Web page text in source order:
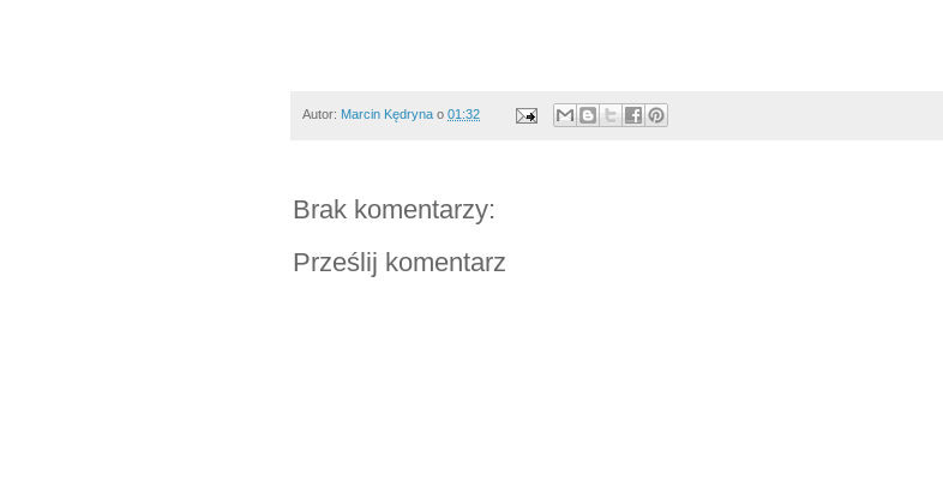
Autor: Marcin Kędryna o 01:32
Brak komentarzy:
Prześlij komentarz